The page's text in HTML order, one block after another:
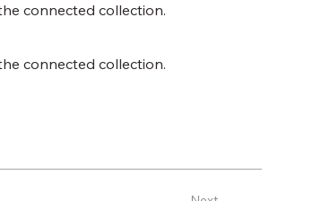
connected collection.
connected collection.